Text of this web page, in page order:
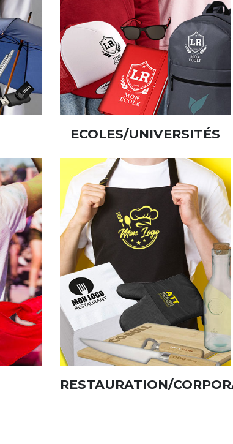
ECOLES/UNIVERSITÉS
RESTAURATION/